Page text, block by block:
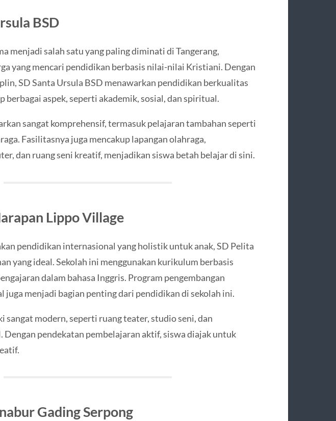
BSD
menjadi salah satu yang paling diminati di Tangerang,
yang mencari pendidikan berbasis nilai-nilai Kristiani. Dengan
SD Santa Ursula BSD menawarkan pendidikan berkualitas
berbagai aspek, seperti akademik, sosial, dan spiritual.
sangat komprehensif, termasuk pelajaran tambahan seperti
Fasilitasnya juga mencakup lapangan olahraga,
dan ruang seni kreatif, menjadikan siswa betah belajar di sini.
Lippo Village
pendidikan internasional yang holistik untuk anak, SD Pelita
yang ideal. Sekolah ini menggunakan kurikulum berbasis
dalam bahasa Inggris. Program pengembangan
juga menjadi bagian penting dari pendidikan di sekolah ini.
sangat modern, seperti ruang teater, studio seni, dan
Dengan pendekatan pembelajaran aktif, siswa diajak untuk
Gading Serpong